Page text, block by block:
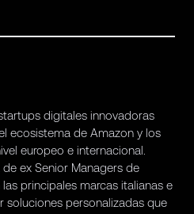
digitales innovadoras
ecosistema de Amazon y los
europeo e internacional.
ex Senior Managers de
principales marcas italianas e
soluciones personalizadas que